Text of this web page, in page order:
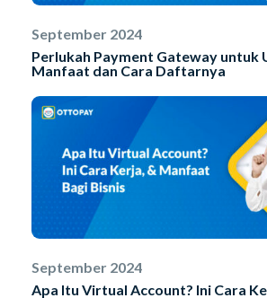
September 2024
Perlukah Payment Gateway untuk
Manfaat dan Cara Daftarnya
September 2024
Apa Itu Virtual Account? Ini Cara